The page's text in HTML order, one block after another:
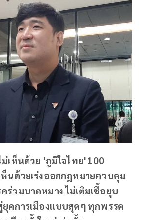
เห็นด้วย 'ภูมิใจไทย' 100
ห็นด้วยเร่งออกกฎหมายควบคุม
ร่วมบาดหมาง ไม่เติมเชื้อยุบ
ยุคการเมืองแบบสุดๆ ทุกพรรค